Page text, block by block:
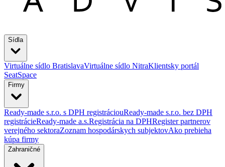
Sídla
Virtuálne sídlo BratislavaVirtuálne sídlo NitraKlientsky portál
SeatSpace
Firmy
Ready-made s.r.o. s DPH registráciouReady-made s.r.o. bez DPH
registrácieReady-made a.s.Registrácia na DPHRegister partnerov
verejného sektoraZoznam hospodárskych subjektovAko prebieha
kúpa firmy
Zahraničné